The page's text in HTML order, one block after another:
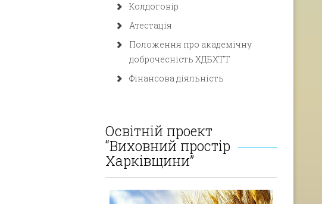
Колдоговір
Атестація
Положення про академічну
доброчесність ХДБХТТ
Фінансова діяльність
Освітній проект
“Виховний простір
Харківщини”